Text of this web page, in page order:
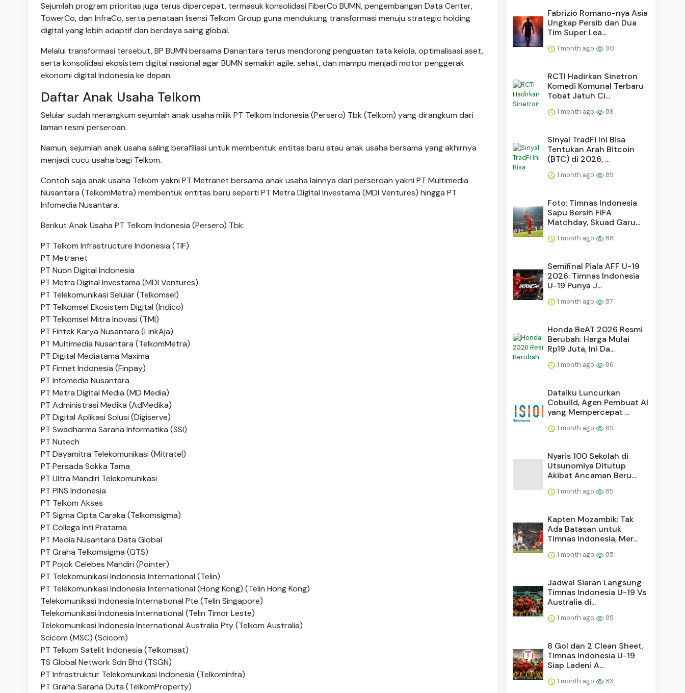
Sejumlah program prioritas juga terus dipercepat, termasuk konsolidasi FiberCo BUMN, pengembangan Data Center,
TowerCo, dan InfraCo, serta penataan lisensi Telkom Group guna mendukung transformasi menuju strategic holding
digital yang lebih adaptif dan berdaya saing global.
Melalui transformasi tersebut, BP BUMN bersama Danantara terus mendorong penguatan tata kelola, optimalisasi aset,
serta konsolidasi ekosistem digital nasional agar BUMN semakin agile, sehat, dan mampu menjadi motor penggerak
ekonomi digital Indonesia ke depan.
Daftar Anak Usaha Telkom
Selular sudah merangkum sejumlah anak usaha milik PT Telkom Indonesia (Persero) Tbk (Telkom) yang dirangkum dari
laman resmi perseroan.
Namun, sejumlah anak usaha saling berafiliasi untuk membentuk entitas baru atau anak usaha bersama yang akhirnya
menjadi cucu usaha bagi Telkom.
Contoh saja anak usaha Telkom yakni PT Metranet bersama anak usaha lainnya dari perseroan yakni PT Multimedia
Nusantara (TelkomMetra) membentuk entitas baru seperti PT Metra Digital Investama (MDI Ventures) hingga PT
Infomedia Nusantara.
Berikut Anak Usaha PT Telkom Indonesia (Persero) Tbk:
PT Telkom Infrastructure Indonesia (TIF)
PT Metranet
PT Nuon Digital Indonesia
PT Metra Digital Investama (MDI Ventures)
PT Telekomunikasi Selular (Telkomsel)
PT Telkomsel Ekosistem Digital (Indico)
PT Telkomsel Mitra Inovasi (TMI)
PT Fintek Karya Nusantara (LinkAja)
PT Multimedia Nusantara (TelkomMetra)
PT Digital Mediatama Maxima
PT Finnet Indonesia (Finpay)
PT Infomedia Nusantara
PT Metra Digital Media (MD Media)
PT Administrasi Medika (AdMedika)
PT Digital Aplikasi Solusi (Digiserve)
PT Swadharma Sarana Informatika (SSI)
PT Nutech
PT Dayamitra Telekomunikasi (Mitratel)
PT Persada Sokka Tama
PT Ultra Mandiri Telekomunikasi
PT PINS Indonesia
PT Telkom Akses
PT Sigma Cipta Caraka (Telkomsigma)
PT Collega Inti Pratama
PT Media Nusantara Data Global
PT Graha Telkomsigma (GTS)
PT Pojok Celebes Mandiri (Pointer)
PT Telekomunikasi Indonesia International (Telin)
PT Telekomunikasi Indonesia International (Hong Kong) (Telin Hong Kong)
Telekomunikasi Indonesia International Pte (Telin Singapore)
Telekomunikasi Indonesia International (Telin Timor Leste)
Telekomunikasi Indonesia International Australia Pty (Telkom Australia)
Scicom (MSC) (Scicom)
PT Telkom Satelit Indonesia (Telkomsat)
TS Global Network Sdn Bhd (TSGN)
PT Infrastruktur Telekomunikasi Indonesia (Telkominfra)
PT Graha Sarana Duta (TelkomProperty)
Fabrizio Romano-nya Asia
Ungkap Persib dan Dua
Tim Super Lea...
1 month ago 90
RCTI Hadirkan Sinetron
Komedi Komunal Terbaru
Tobat Jatuh Ci...
1 month ago 89
Sinyal TradFi Ini Bisa
Tentukan Arah Bitcoin
(BTC) di 2026, ...
1 month ago 89
Foto: Timnas Indonesia
Sapu Bersih FIFA
Matchday, Skuad Garu...
1 month ago 88
Semifinal Piala AFF U-19
2026: Timnas Indonesia
U-19 Punya J...
1 month ago 87
Honda BeAT 2026 Resmi
Berubah: Harga Mulai
Rp19 Juta, Ini Da...
1 month ago 86
Dataiku Luncurkan
Cobuild, Agen Pembuat AI
yang Mempercepat ...
1 month ago 85
Nyaris 100 Sekolah di
Utsunomiya Ditutup
Akibat Ancaman Beru...
1 month ago 85
Kapten Mozambik: Tak
Ada Batasan untuk
Timnas Indonesia, Mer...
1 month ago 85
Jadwal Siaran Langsung
Timnas Indonesia U-19 Vs
Australia di...
1 month ago 85
8 Gol dan 2 Clean Sheet,
Timnas Indonesia U-19
Siap Ladeni A...
1 month ago 83